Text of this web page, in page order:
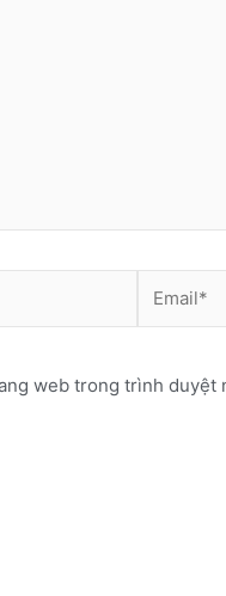
web trong trình duyệt